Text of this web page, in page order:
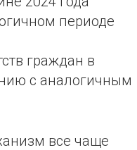
периоде
граждан в
с аналогичным
все чаще